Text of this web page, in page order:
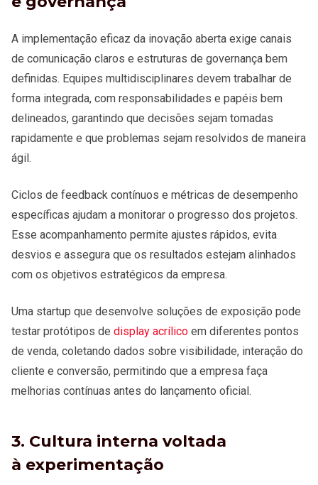
A implementação eficaz da inovação aberta exige canais
de comunicação claros e estruturas de governança bem
definidas. Equipes multidisciplinares devem trabalhar de
forma integrada, com responsabilidades e papéis bem
delineados, garantindo que decisões sejam tomadas
rapidamente e que problemas sejam resolvidos de maneira
ágil.
Ciclos de feedback contínuos e métricas de desempenho
específicas ajudam a monitorar o progresso dos projetos.
Esse acompanhamento permite ajustes rápidos, evita
desvios e assegura que os resultados estejam alinhados
com os objetivos estratégicos da empresa.
Uma startup que desenvolve soluções de exposição pode
testar protótipos de display acrílico em diferentes pontos
de venda, coletando dados sobre visibilidade, interação do
cliente e conversão, permitindo que a empresa faça
melhorias contínuas antes do lançamento oficial.
3. Cultura interna voltada
à experimentação